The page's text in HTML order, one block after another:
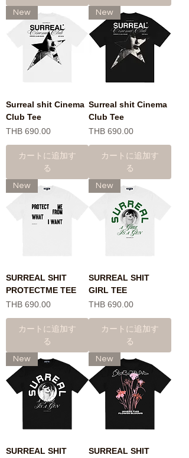
New
Surreal shit Cinema
Club Tee
価格
THB 690.00
カートに追加す
る
New
Surreal shit Cinema
Club Tee
価格
THB 690.00
カートに追加す
る
New
SURREAL SHIT
PROTECTME TEE
価格
THB 690.00
カートに追加す
る
New
SURREAL SHIT
GIRL TEE
価格
THB 690.00
カートに追加す
る
New
SURREAL SHIT
New
SURREAL SHIT